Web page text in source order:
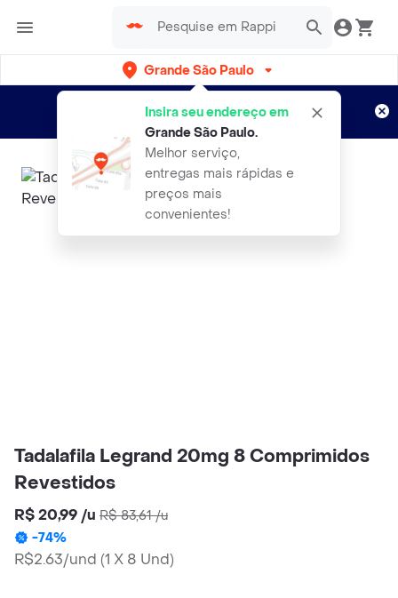
Grande São Paulo
Insira seu endereço em
Grande São Paulo.
Melhor serviço,
entregas mais rápidas e
preços mais
convenientes!
Entregas grátis por 15 dias!
Aplicam T&C
Tadalafila Legrand 20mg 8 Comprimidos
Revestidos
R$ 20,99 /u R$ 83,61/u
-74%
R$2.63/und (1 X 8 Und)